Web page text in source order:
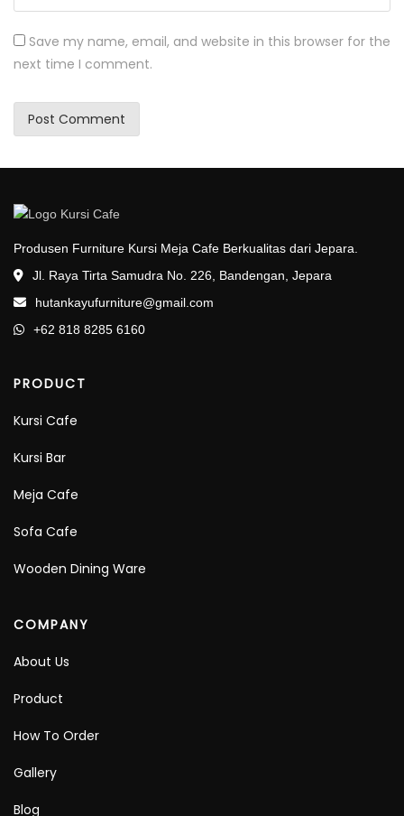
Save my name, email, and website in this browser for the
next time I comment.
Produsen Furniture Kursi Meja Cafe Berkualitas dari Jepara.
Jl. Raya Tirta Samudra No. 226, Bandengan, Jepara
hutankayufurniture@gmail.com
+62 818 8285 6160
PRODUCT
Kursi Cafe
Kursi Bar
Meja Cafe
Sofa Cafe
Wooden Dining Ware
COMPANY
About Us
Product
How To Order
Gallery
Blog